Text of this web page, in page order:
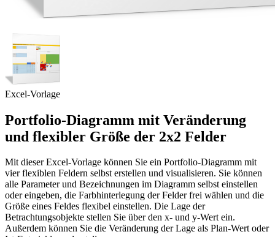
Excel-Vorlage
Portfolio-Diagramm mit Veränderung
und flexibler Größe der 2x2 Felder
Mit dieser Excel-Vorlage können Sie ein Portfolio-Diagramm mit
vier flexiblen Feldern selbst erstellen und visualisieren. Sie können
alle Parameter und Bezeichnungen im Diagramm selbst einstellen
oder eingeben, die Farbhinterlegung der Felder frei wählen und die
Größe eines Feldes flexibel einstellen. Die Lage der
Betrachtungsobjekte stellen Sie über den x- und y-Wert ein.
Außerdem können Sie die Veränderung der Lage als Plan-Wert oder